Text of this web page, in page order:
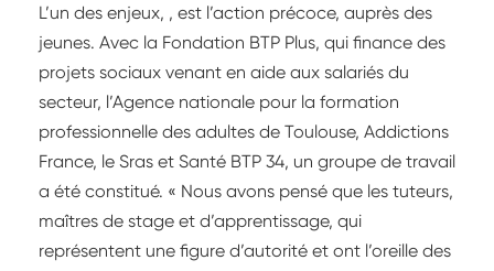
L’un des enjeux, , est l’action précoce, auprès des
jeunes. Avec la Fondation BTP Plus, qui finance des
projets sociaux venant en aide aux salariés du
secteur, l’Agence nationale pour la formation
professionnelle des adultes de Toulouse, Addictions
France, le Sras et Santé BTP 34, un groupe de travail
a été constitué. « Nous avons pensé que les tuteurs,
maîtres de stage et d’apprentissage, qui
représentent une figure d’autorité et ont l’oreille des